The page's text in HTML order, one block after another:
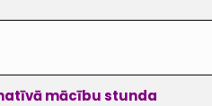
mācību stunda